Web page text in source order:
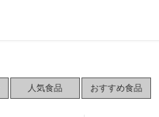
人気食品 おすすめ食品